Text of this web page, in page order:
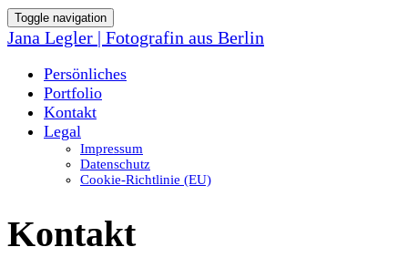
Toggle navigation
Jana Legler | Fotografin aus Berlin
Persönliches
Portfolio
Kontakt
Legal
Impressum
Datenschutz
Cookie-Richtlinie (EU)
Kontakt